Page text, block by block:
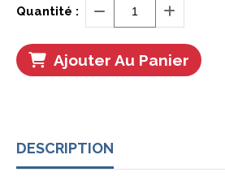
Quantité :
Ajouter Au Panier
DESCRIPTION